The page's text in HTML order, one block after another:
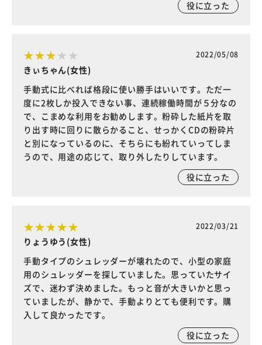
役に立った
2022/05/08
きぃちゃん(女性)
手動式に比べれば格段に使い勝手はいいです。ただ一
度に2枚しか投入できない事、連続稼働時間が５分なの
で、こまめな利用をお勧めします。粉砕した紙片を取
り出す時に回りに散らかること、せっかくCDの粉砕片
と別になっているのに、そちらにも紛れていってしま
うので、用途の応じて、取り外したりしています。
役に立った
2022/03/21
りょうゆう(女性)
手動タイプのシュレッダーが壊れたので、小型の家庭
用のシュレッダーを探していました。思っていたサイ
ズで、迷わず決めました。もっと音が大きいかと思っ
ていましたが、静かで、手動よりとても便利です。購
入して良かったです。
役に立った